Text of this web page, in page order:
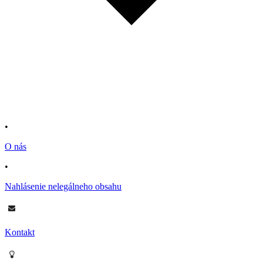
•
O nás
•
Nahlásenie nelegálneho obsahu
Kontakt